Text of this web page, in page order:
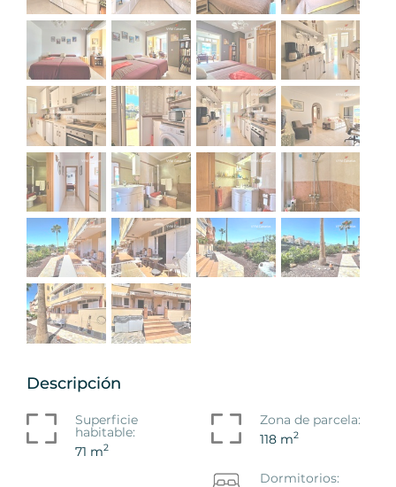
Descripción
Superficie
habitable:
71 m2
Zona de parcela:
118 m2
Dormitorios: